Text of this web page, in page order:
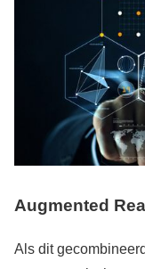
Augmented
Als dit